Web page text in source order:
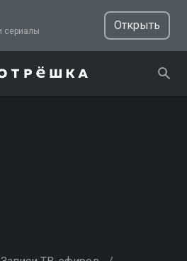
ТВ, фильмы и сериалы
Открыть